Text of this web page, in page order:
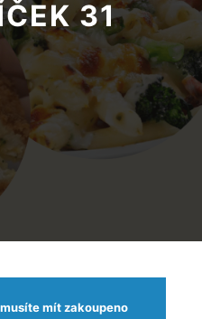
31
mít zakoupeno